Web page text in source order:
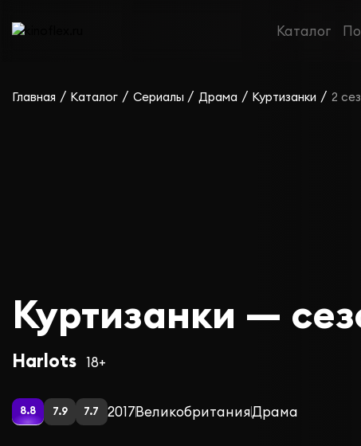
Каталог
Главная / Каталог / Сериалы / Драма / Куртизанки / 2
Куртизанки —
Harlots 18+
8.8 7.9 7.7 2017ВеликобританияДрама